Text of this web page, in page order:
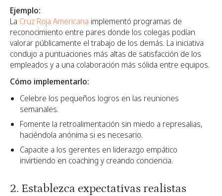
Ejemplo:
La Cruz Roja Americana implementó programas de
reconocimiento entre pares donde los colegas podían
valorar públicamente el trabajo de los demás. La iniciativa
condujo a puntuaciones más altas de satisfacción de los
empleados y a una colaboración más sólida entre equipos.
Cómo implementarlo:
Celebre los pequeños logros en las reuniones
semanales.
Fomente la retroalimentación sin miedo a represalias,
haciéndola anónima si es necesario.
Capacite a los gerentes en liderazgo empático
invirtiendo en coaching y creando conciencia.
2. Establezca expectativas realistas